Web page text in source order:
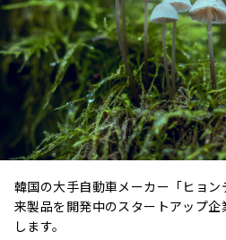
韓国の大手自動車メーカー「ヒョ
来製品を開発中のスタートアップ
します。